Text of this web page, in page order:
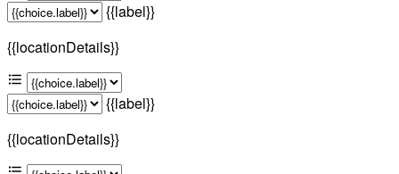
{{label}}
{{locationDetails}}
{{label}}
{{locationDetails}}